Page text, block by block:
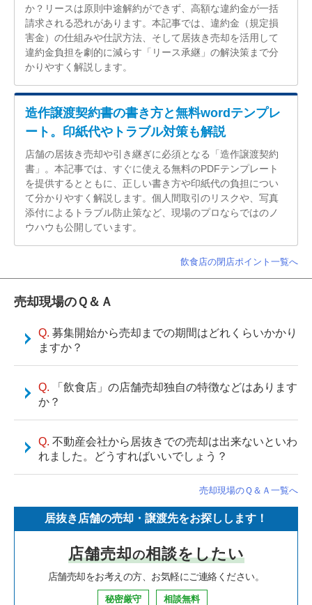
か？リースは原則中途解約ができず、高額な違約金が一括
請求される恐れがあります。本記事では、違約金（規定損
害金）の仕組みや仕訳方法、そして居抜き売却を活用して
違約金負担を劇的に減らす「リース承継」の解決策まで分
かりやすく解説します。
造作譲渡契約書の書き方と無料wordテンプレ
ート。印紙代やトラブル対策も解説
店舗の居抜き売却や引き継ぎに必須となる「造作譲渡契約
書」。本記事では、すぐに使える無料のPDFテンプレート
を提供するとともに、正しい書き方や印紙代の負担につい
て分かりやすく解説します。個人間取引のリスクや、写真
添付によるトラブル防止策など、現場のプロならではのノ
ウハウも公開しています。
飲食店の閉店ポイント一覧へ
売却現場のＱ＆Ａ
募集開始から売却までの期間はどれくらいかかり
ますか？
「飲食店」の店舗売却独自の特徴などはあります
か？
不動産会社から居抜きでの売却は出来ないといわ
れました。どうすればいいでしょう？
売却現場のＱ＆Ａ一覧へ
居抜き店舗の売却・譲渡先をお探しします！
店舗売却の相談をしたい
店舗売却をお考えの方、お気軽にご連絡ください。
秘密厳守 相談無料